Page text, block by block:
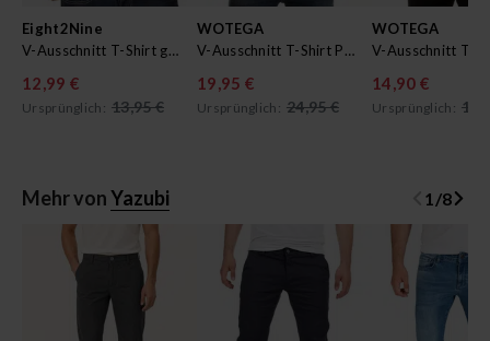
Eight2Nine
V-Ausschnitt T-Shirt gestreift
12,99 €
Ursprünglich: 13,95 €
WOTEGA
V-Ausschnitt T-Shirt Pete
19,95 €
Ursprünglich: 24,95 €
WOTEGA
14,90 €
Ursprünglich:
Mehr vonYazubi 1 /8